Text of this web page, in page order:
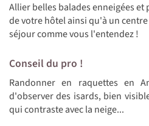
Allier belles balades enneigées
de votre hôtel ainsi qu'à un
séjour comme vous l'entendez !
Conseil du pro !
Randonner en raquettes en
d'observer des isards, bien
qui contraste avec la neige...